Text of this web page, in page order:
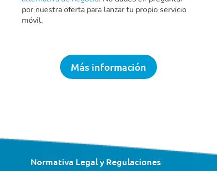
por nuestra oferta para lanzar tu propio servicio
móvil.
Más información
Normativa Legal y Regulaciones